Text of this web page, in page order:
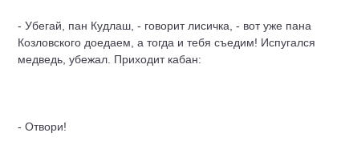
- Убегай, пан Кудлаш, - говорит лисичка, - вот уже пана
Козловского доедаем, а тогда и тебя съедим! Испугался
медведь, убежал. Приходит кабан:
- Отвори!